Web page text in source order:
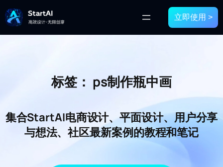
立即使用 >
标签： ps制作瓶中画
集合StartAI电商设计、平面设计、用户分享
与想法、社区最新案例的教程和笔记